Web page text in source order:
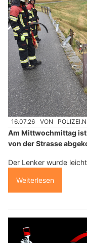
16.07.26 VON
Am Mittwochmittag
von der Strasse
Der Lenker wurde
Weiterlesen